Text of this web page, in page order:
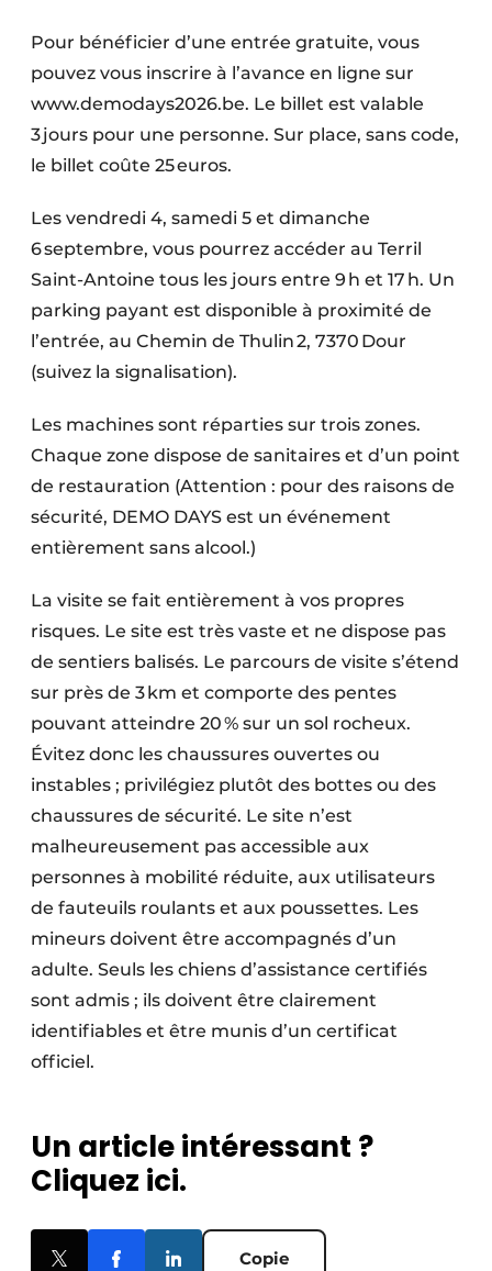
Pour bénéficier d’une entrée gratuite, vous
pouvez vous inscrire à l’avance en ligne sur
www.demodays2026.be. Le billet est valable
3 jours pour une personne. Sur place, sans code,
le billet coûte 25 euros.
Les vendredi 4, samedi 5 et dimanche
6 septembre, vous pourrez accéder au Terril
Saint-Antoine tous les jours entre 9 h et 17 h. Un
parking payant est disponible à proximité de
l’entrée, au Chemin de Thulin 2, 7370 Dour
(suivez la signalisation).
Les machines sont réparties sur trois zones.
Chaque zone dispose de sanitaires et d’un point
de restauration (Attention : pour des raisons de
sécurité, DEMO DAYS est un événement
entièrement sans alcool.)
La visite se fait entièrement à vos propres
risques. Le site est très vaste et ne dispose pas
de sentiers balisés. Le parcours de visite s’étend
sur près de 3 km et comporte des pentes
pouvant atteindre 20 % sur un sol rocheux.
Évitez donc les chaussures ouvertes ou
instables ; privilégiez plutôt des bottes ou des
chaussures de sécurité. Le site n’est
malheureusement pas accessible aux
personnes à mobilité réduite, aux utilisateurs
de fauteuils roulants et aux poussettes. Les
mineurs doivent être accompagnés d’un
adulte. Seuls les chiens d’assistance certifiés
sont admis ; ils doivent être clairement
identifiables et être munis d’un certificat
officiel.
Un article intéressant ?
Cliquez ici.
Copie